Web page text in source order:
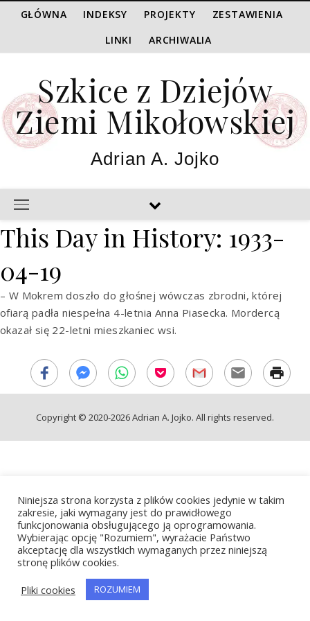
GŁÓWNA INDEKSY PROJEKTY
ZESTAWIENIA
LINKI
ARCHIWALIA
Szkice z Dziejów
Ziemi Mikołowskiej
Adrian A. Jojko
This Day in History: 1933-
04-19
– W Mokrem doszło do głośnej wówczas zbrodni, której
ofiarą padła niespełna 4-letnia Anna Piasecka. Mordercą
okazał się 22-letni mieszkaniec wsi.
Copyright © 2020-2026 Adrian A. Jojko. All rights reserved.
Niniejsza strona korzysta z plików cookies jedynie w takim
zakresie, jaki wymagany jest do prawidłowego
funkcjonowania obsługującego ją oprogramowania.
Wybierając opcję "Rozumiem", wyrażacie Państwo
akceptację dla wszystkich wymaganych przez niniejszą
stronę plików cookies.
Pliki cookies
ROZUMIEM